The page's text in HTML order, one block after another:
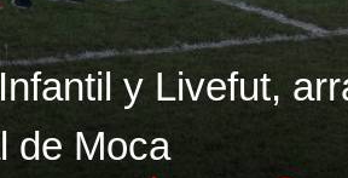
y Livefut,
de Moca